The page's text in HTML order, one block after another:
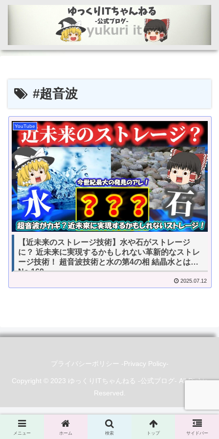
#超音波
YouTube
【近未来のストレージ技術】水や石がストレージ
に？ 近未来に実現するかもしれない革新的なストレ
ージ技術！ 超音波技術と水の第4の相 結晶水とは？
No.169
2025.07.12
プライバシーポリシー -Privacy Policy-
Copyright © 2023 ゆっくりITちゃんねる -公式ブログ- All Rights
Reserved.
メニュー ホーム 検索 トップ サイドバー